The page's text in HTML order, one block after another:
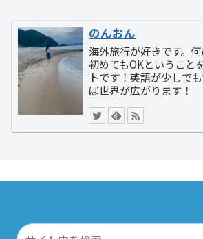
のんおん
海外旅行が好きです。
初めてもOKということ
トです！英語が少しで
ば世界が広がります！